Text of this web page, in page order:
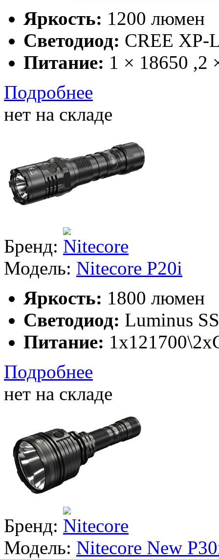
Яркость: 1200 люмен
Светодиод: CREE XP-
Питание: 1 × 18650 ,2
Подробнее
нет на складе
Бренд:
Модель: Nitecore P20i
Яркость: 1800 люмен
Светодиод: Luminus
Питание:
Подробнее
нет на складе
Бренд:
Модель: Nitecore New